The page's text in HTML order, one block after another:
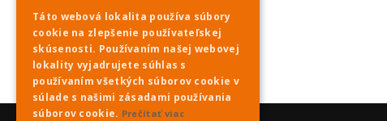
Táto webová lokalita používa súbory
cookie na zlepšenie používateľskej
skúsenosti. Používaním našej webovej
lokality vyjadrujete súhlas s
používaním všetkých súborov cookie v
súlade s našimi zásadami používania
súborov cookie. Prečítať viac